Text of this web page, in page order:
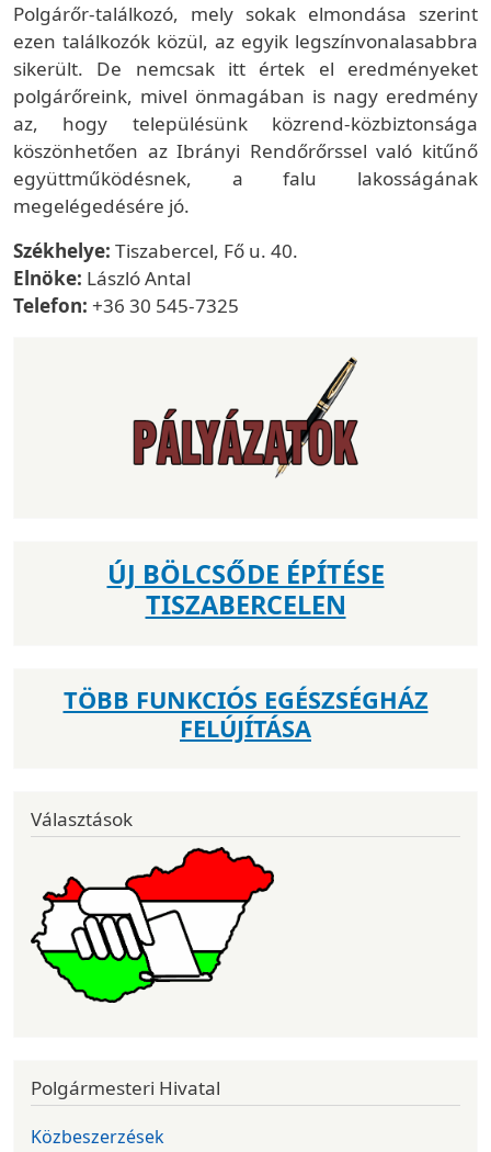
Polgárőr-találkozó, mely sokak elmondása szerint
ezen találkozók közül, az egyik legszínvonalasabbra
sikerült. De nemcsak itt értek el eredményeket
polgárőreink, mivel önmagában is nagy eredmény
az, hogy településünk közrend-közbiztonsága
köszönhetően az Ibrányi Rendőrőrssel való kitűnő
együttműködésnek, a falu lakosságának
megelégedésére jó.
Székhelye: Tiszabercel, Fő u. 40.
Elnöke: László Antal
Telefon: +36 30 545-7325
ÚJ BÖLCSŐDE ÉPÍTÉSE
TISZABERCELEN
TÖBB FUNKCIÓS EGÉSZSÉGHÁZ
FELÚJÍTÁSA
Választások
Polgármesteri Hivatal
Közbeszerzések